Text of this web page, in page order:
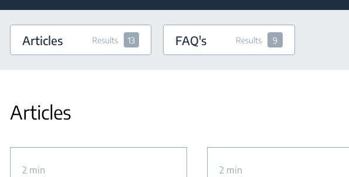
Articles Results 13 FAQ's Results 9
Articles
2 min 2 min